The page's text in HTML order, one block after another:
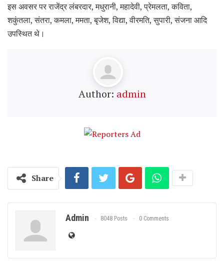
इस अवसर पर राजेंद्र लंबरदार, मधुरानी, महादेवी, प्रेमलता, कविता,
शकुंतला, संतरा, कमला, ममता, बृजेश, विद्या, वीरमति, सुपारी, संजना आदि
उपस्थित थे।
Author: admin
Share
Admin 8048 Posts 0 Comments